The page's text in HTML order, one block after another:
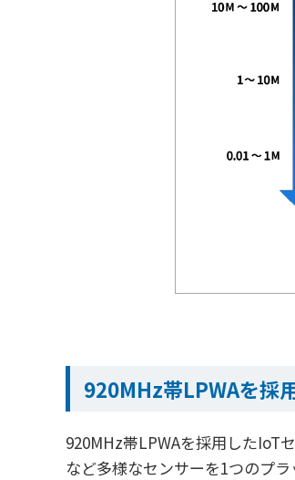
920MHz帯LPWAを採
920MHz帯LPWAを採用したIoT
など多様なセンサーを1つのプ